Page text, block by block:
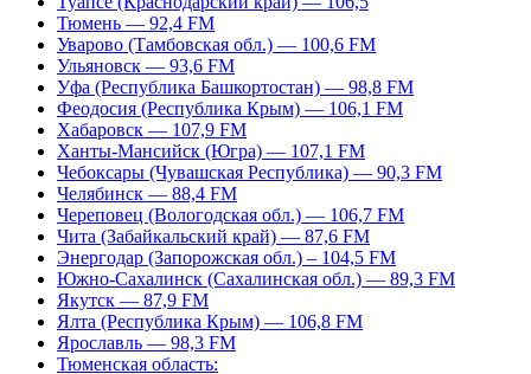
Тюмень — 92,4 FM
Уварово (Тамбовская обл.) — 100,6 FM
Ульяновск — 93,6 FM
Уфа (Республика Башкортостан) — 98,8 FM
Феодосия (Республика Крым) — 106,1 FM
Хабаровск — 107,9 FM
Ханты-Мансийск (Югра) — 107,1 FM
Чебоксары (Чувашская Республика) — 90,3 FM
Челябинск — 88,4 FM
Череповец (Вологодская обл.) — 106,7 FM
Чита (Забайкальский край) — 87,6 FM
Энергодар (Запорожская обл.) – 104,5 FM
Южно-Сахалинск (Сахалинская обл.) — 89,3 FM
Якутск — 87,9 FM
Ялта (Республика Крым) — 106,8 FM
Ярославль — 98,3 FM
Тюменская область: